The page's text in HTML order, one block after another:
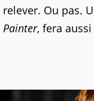
relever. Ou pas.
Painter, fera